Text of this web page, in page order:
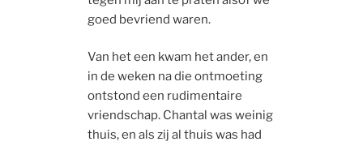
goed bevriend waren.
Van het een kwam het ander, en
in de weken na die ontmoeting
ontstond een rudimentaire
vriendschap. Chantal was weinig
thuis, en als zij al thuis was had